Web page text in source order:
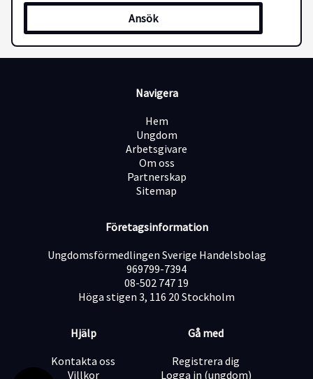
Det positiva med rollen:
Enkel och kostnadsfri tjänst: Vår tjänst är helt gratis
för konsumenten och hjälper dem att göra en bättre
lätt för kunden att ta till sig.
Ingen "krängig" säljkultur: Vi tror inte på att pressa
eller tjata på folk. Säger kunden nej, så respekterar vi
det och går vidare i god ton. Vi vill bara boka möten
med personer som faktiskt har ett behov.
Frihet under ansvar: Du har stor flexibilitet i din vardag
och styr dina egna arbetstider, så länge du levererar
Tydlig karriärtrappa: Vi letar efter framtida säljchefer
dörrarna snabbt för större roller inom bolaget.
Ersättning – Du styr din egen lön
Vi tror på att belöna goda prestationer. Tjänsten är 100
% prestationsbaserad (provision + bonussystem) helt
fakturera via eget bolag.
Lön vid budget (4 bokade möten/dag): ca 31 000 kr /
månad.
Lön för toppresterare (6+ bokade möten/dag): 46 000+
Ansök
Navigera
Hem
Ungdom
Arbetsgivare
Om oss
Partnerskap
Sitemap
Företagsinformation
Ungdomsförmedlingen Sverige Handelsbolag
969799-7394
08-502 747 19
Höga stigen 3, 116 20 Stockholm
Hjälp
Kontakta oss
Villkor
Gå med
Registrera dig
Logga in (ungdom)